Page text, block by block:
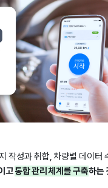
작성과 취합, 차량별 데이터
고통합 관리 체계를 구축하는